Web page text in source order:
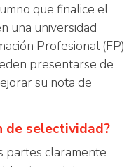
que finalice el
una universidad
Profesional (FP)
presentarse de
su nota de
de selectividad?
partes claramente